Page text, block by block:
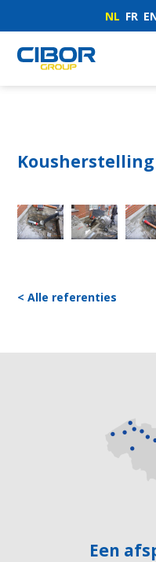
NL FR
Kousherstelling
< Alle referenties
Een